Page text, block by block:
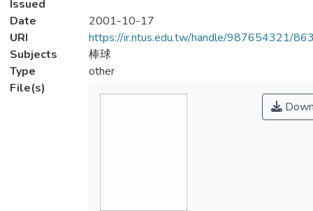
Issued
Date
2001-10-17
URI
https://ir.ntus.edu.tw/handle/987654321/
Subjects
棒球
Type
other
File(s)